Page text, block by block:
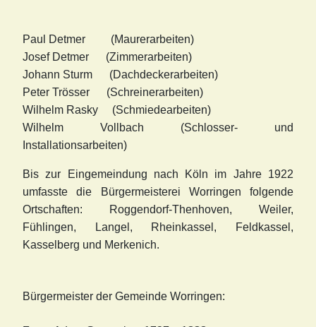
Paul Detmer (Maurerarbeiten)
Josef Detmer (Zimmerarbeiten)
Johann Sturm (Dachdeckerarbeiten)
Peter Trösser (Schreinerarbeiten)
Wilhelm Rasky (Schmiedearbeiten)
Wilhelm Vollbach (Schlosser- und
Installationsarbeiten)
Bis zur Eingemeindung nach Köln im Jahre 1922
umfasste die Bürgermeisterei Worringen folgende
Ortschaften: Roggendorf-Thenhoven, Weiler,
Fühlingen, Langel, Rheinkassel, Feldkassel,
Kasselberg und Merkenich.
Bürgermeister der Gemeinde Worringen: